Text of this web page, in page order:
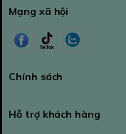
Mạng xã hội
Chính sách
Hỗ trợ khách hàng